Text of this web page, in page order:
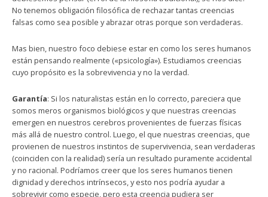
No tenemos obligación filosófica de rechazar tantas creencias
falsas como sea posible y abrazar otras porque son verdaderas.
Mas bien, nuestro foco debiese estar en como los seres humanos
están pensando realmente («psicología»). Estudiamos creencias
cuyo propósito es la sobrevivencia y no la verdad.
Garantía: Si los naturalistas están en lo correcto, pareciera que
somos meros organismos biológicos y que nuestras creencias
emergen en nuestros cerebros provenientes de fuerzas físicas
más allá de nuestro control. Luego, el que nuestras creencias, que
provienen de nuestros instintos de supervivencia, sean verdaderas
(coinciden con la realidad) sería un resultado puramente accidental
y no racional. Podríamos creer que los seres humanos tienen
dignidad y derechos intrínsecos, y esto nos podría ayudar a
sobrevivir como especie, pero esta creencia pudiera ser